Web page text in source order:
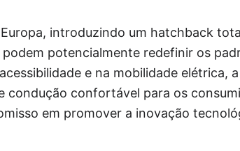
introduzindo um hatchback
potencialmente redefinir os
e na mobilidade elétrica,
condução confortável para os
em promover a inovação